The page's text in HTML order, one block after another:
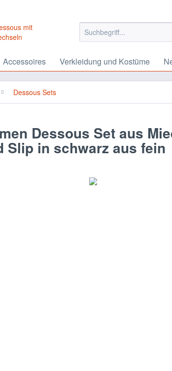
Accessoires Verkleidung und Kostüme
Dessous Sets
Dessous Set aus
Slip in schwarz aus fein